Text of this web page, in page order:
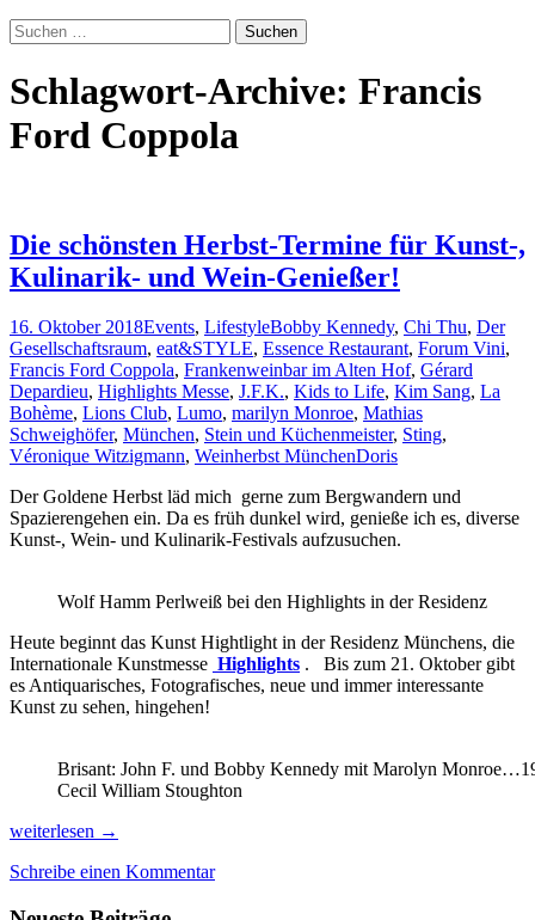
Suchen
nach:
Schlagwort-Archive: Francis
Ford Coppola
Die schönsten Herbst-Termine für Kunst-,
Kulinarik- und Wein-Genießer!
16. Oktober 2018Events, LifestyleBobby Kennedy, Chi Thu, Der
Gesellschaftsraum, eat&STYLE, Essence Restaurant, Forum Vini,
Francis Ford Coppola, Frankenweinbar im Alten Hof, Gérard
Depardieu, Highlights Messe, J.F.K., Kids to Life, Kim Sang, La
Bohème, Lions Club, Lumo, marilyn Monroe, Mathias
Schweighöfer, München, Stein und Küchenmeister, Sting,
Véronique Witzigmann, Weinherbst MünchenDoris
Der Goldene Herbst läd mich gerne zum Bergwandern und
Spazierengehen ein. Da es früh dunkel wird, genieße ich es, diverse
Kunst-, Wein- und Kulinarik-Festivals aufzusuchen.
Wolf Hamm Perlweiß bei den Highlights in der Residenz
Heute beginnt das Kunst Hightlight in der Residenz Münchens, die
Internationale Kunstmesse Highlights . Bis zum 21. Oktober gibt
es Antiquarisches, Fotografisches, neue und immer interessante
Kunst zu sehen, hingehen!
Brisant: John F. und Bobby Kennedy mit Marolyn
Cecil William Stoughton
Die
Herbst-
weiterlesen →
Schreibe einen Kommentar